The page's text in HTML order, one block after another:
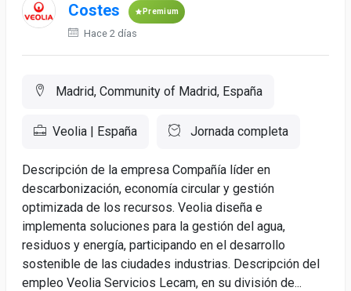
Costes
Premium
Hace 2 días
Madrid, Community of Madrid, España
Veolia | España Jornada completa
Descripción de la empresa Compañía líder en
descarbonización, economía circular y gestión
optimizada de los recursos. Veolia diseña e
implementa soluciones para la gestión del agua,
residuos y energía, participando en el desarrollo
sostenible de las ciudades industrias. Descripción del
empleo Veolia Servicios Lecam, en su división de...